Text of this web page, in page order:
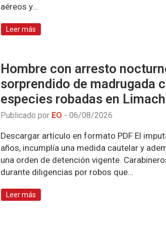
aéreos y…
Leer más
Hombre con arresto
sorprendido de madrugada
especies robadas en
Publicado por EO - 06/08/2026
Descargar artículo en formato PDF El
años, incumplía una medida cautelar y
una orden de detención vigente.
durante diligencias por robos que…
Leer más